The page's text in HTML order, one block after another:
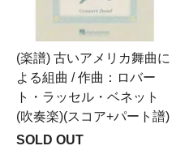
(楽譜) 古いアメリカ舞曲に
よる組曲 / 作曲：ロバー
ト・ラッセル・ベネット
(吹奏楽)(スコア+パート譜)
SOLD OUT